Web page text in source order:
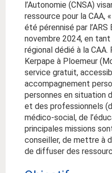
l’Autonomie (CNSA)
ressource pour la CAA,
été pérennisé par
novembre 2024, en
régional dédié à la
Kerpape à Ploemeur
service gratuit,
accompagnement
personnes en situation
et des professionnels
médico-social, de
principales missions
conseiller, de mettre à
de diffuser des